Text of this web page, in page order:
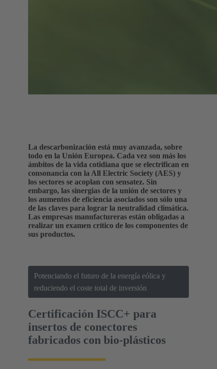
La descarbonización está muy avanzada, sobre
todo en la Unión Europea. Cada vez son más los
ámbitos de la vida cotidiana que se electrifican en
consonancia con la All Electric Society (AES) y
los sectores se acoplan con sensatez. Sin
embargo, las sinergias de la unión de sectores y
los aumentos de eficiencia asociados son sólo una
de las claves para lograr la neutralidad climática.
Las empresas manufactureras están obligadas a
realizar un examen crítico de los componentes de
sus productos.
Potenciando el futuro de la energía eólica y
reduciendo el coste total de inversión
Certificación ISCC+ para
insertos de conectores
fabricados con bio-plásticos